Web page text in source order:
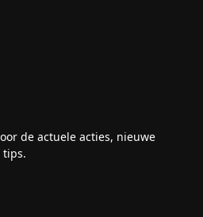
de actuele acties, nieuwe
tips.